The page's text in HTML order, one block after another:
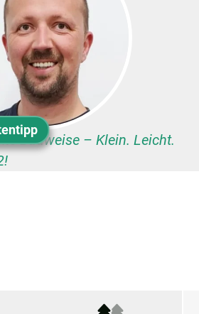
Bauweise – Klein. Leicht.